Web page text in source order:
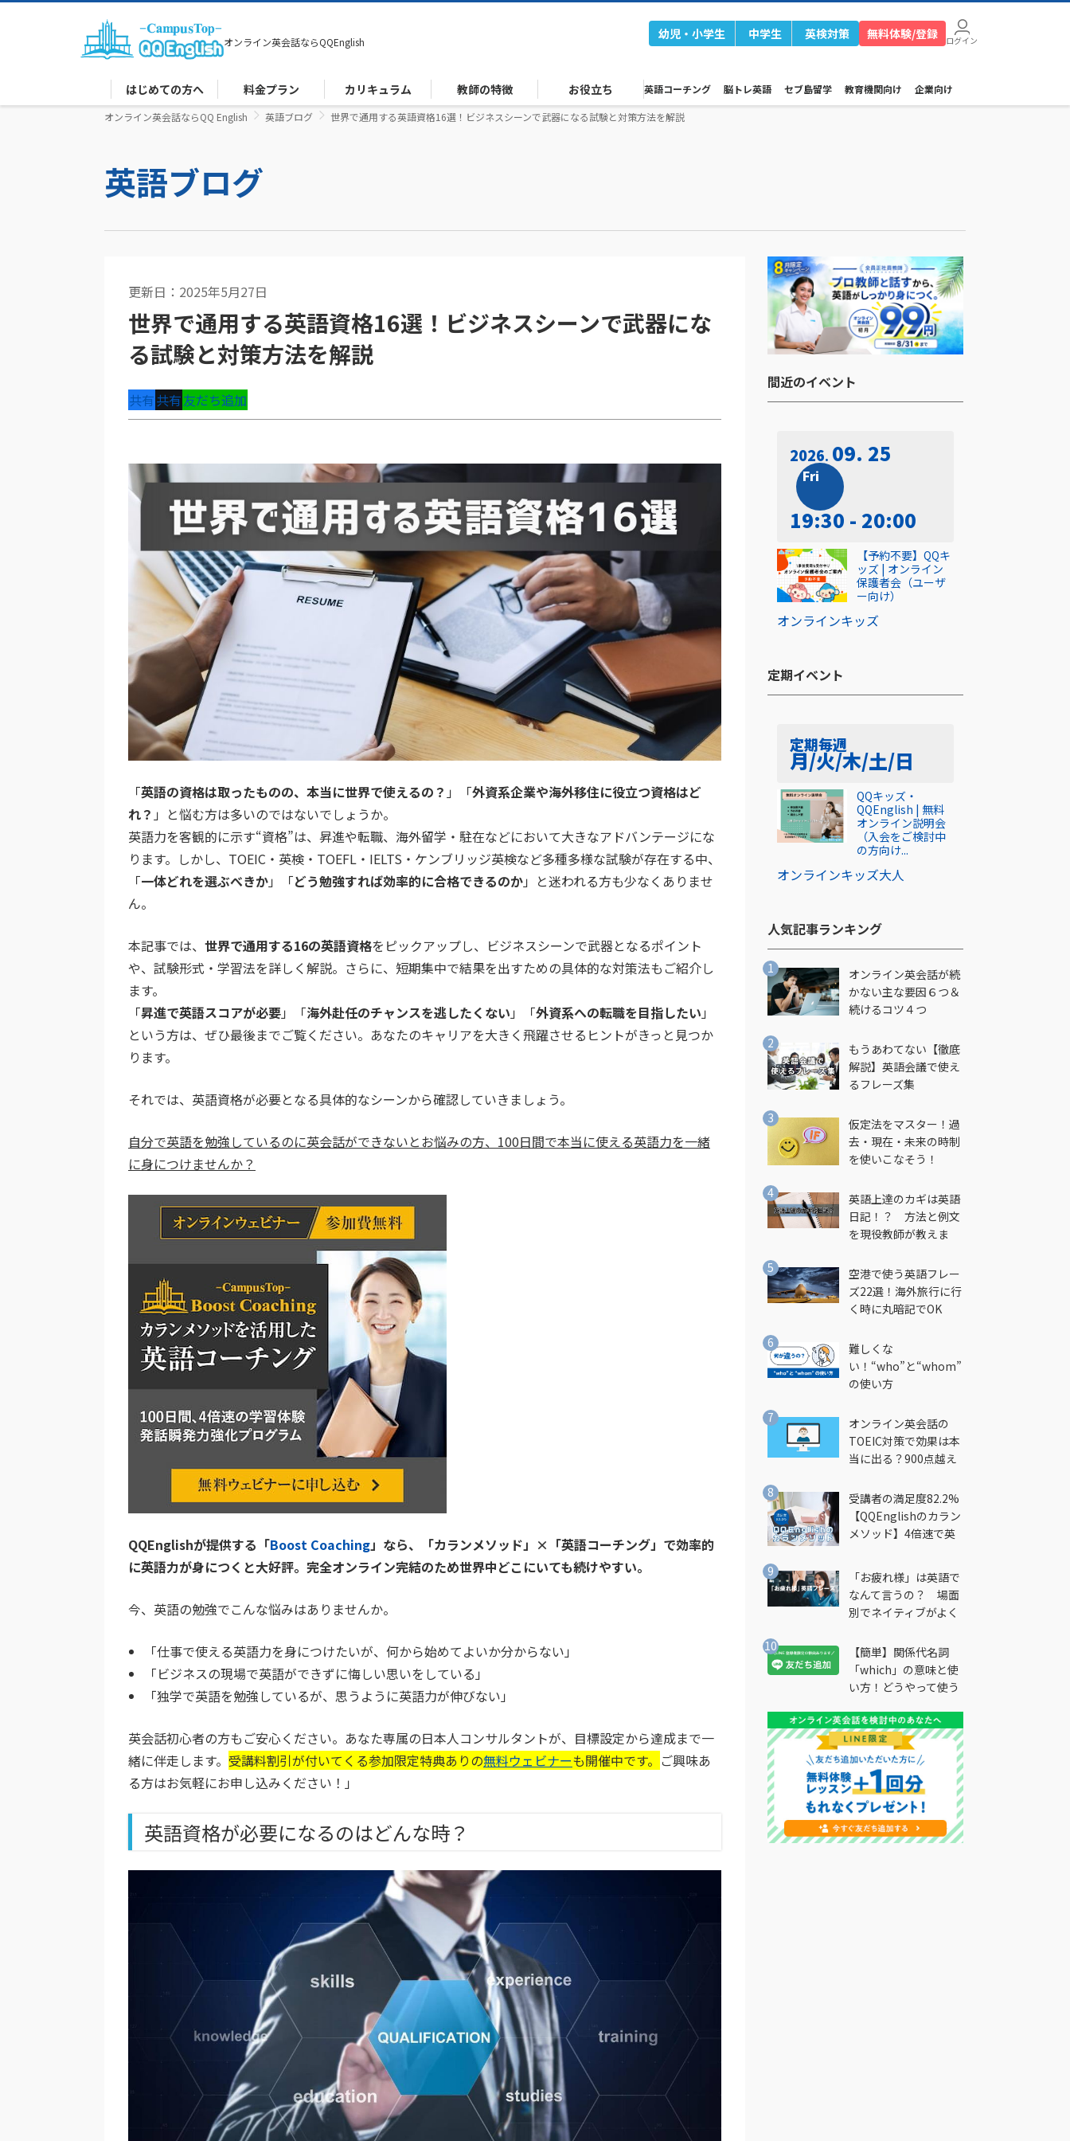
オンライン英会話ならQQEnglish
幼児・小学生 中学生 英検対策 無料体験/登録 ログイン
はじめての方へ 料金プラン カリキュラム 教師の特徴 お役立ち 英語コーチング 脳トレ英語 セブ島留学 教育機関向け 企業向け
オンライン英会話ならQQ English 英語ブログ 世界で通用する英語資格16選！ビジネスシーンで武器になる試験と対策方法を解説
英語ブログ
更新日：2025年5月27日
世界で通用する英語資格16選！ビジネスシーンで武器にな
る試験と対策方法を解説
共有共有友だち追加
「英語の資格は取ったものの、本当に世界で使えるの？ 」「外資系企業や海外移住に役立つ資格はど
れ？ 」 と悩む方は多いのではないでしょうか。
英語力を客観的に示す“資格”は、昇進や転職、海外留学・駐在などにおいて大きなアドバンテージにな
ります。しかし、TOEIC・英検・TOEFL・IELTS・ケンブリッジ英検など多種多様な試験が存在する中、
「一体どれを選ぶべきか」「どう勉強すれば効率的に合格できるのか」 と迷われる方も少なくありませ
ん。
本記事では、 世界で通用する16の英語資格をピックアップし、ビジネスシーンで武器となるポイント
や、試験形式・学習法を詳しく解説。さらに、短期集中で結果を出すための具体的な対策法もご紹介し
ます。
「昇進で英語スコアが必要」「海外赴任のチャンスを逃したくない 」「外資系への転職を目指したい 」
という方は、ぜひ最後までご覧ください。あなたのキャリアを大きく飛躍させるヒントがきっと見つか
ります。
それでは、英語資格が必要となる具体的なシーンから確認していきましょう。
自分で英語を勉強しているのに英会話ができないとお悩みの方、100日間で本当に使える英語力を一緒
に身につけませんか？
QQEnglishが提供する「Boost Coaching」なら、「カランメソッド」×「英語コーチング」で効率的
に英語力が身につくと大好評。完全オンライン完結のため世界中どこにいても続けやすい。
今、英語の勉強でこんな悩みはありませんか。
「仕事で使える英語力を身につけたいが、何から始めてよいか分からない」
「ビジネスの現場で英語ができずに悔しい思いをしている」
「独学で英語を勉強しているが、思うように英語力が伸びない」
英会話初心者の方もご安心ください。あなた専属の日本人コンサルタントが、目標設定から達成まで一
緒に伴走します。 受講料割引が付いてくる参加限定特典ありの無料ウェビナーも開催中です。 ご興味あ
る方はお気軽にお申し込みください！」
英語資格が必要になるのはどんな時？
間近のイベント​
2026 09. 25
Fri
19:30 - 20:00
オンラインキッズ
【予約不要】QQキ
ッズ | オンライン
保護者会（ユーザ
ー向け）
定期イベント​
定期毎週
月/火/木/土/日
オンラインキッズ大人
QQキッズ・
QQEnglish | 無料
オンライン説明会
（入会をご検討中
の方向け...
人気記事ランキング​
オンライン英会話が続
かない主な要因６つ＆
続けるコツ４つ
もうあわてない【徹底
解説】英語会議で使え
るフレーズ集
仮定法をマスター！過
去・現在・未来の時制
を使いこなそう！
英語上達のカギは英語
日記！？ 方法と例文
を現役教師が教えま
空港で使う英語フレー
ズ22選！海外旅行に行
く時に丸暗記でOK
難しくな
い！“who”と“whom”
の使い方
オンライン英会話の
TOEIC対策で効果は本
当に出る？900点越え
受講者の満足度82.2%
【QQEnglishのカラン
メソッド】4倍速で英
法とは？
「お疲れ様」は英語で
なんて言うの？ 場面
別でネイティブがよく
説
【簡単】関係代名詞
「which」の意味と使
い方！どうやって使う